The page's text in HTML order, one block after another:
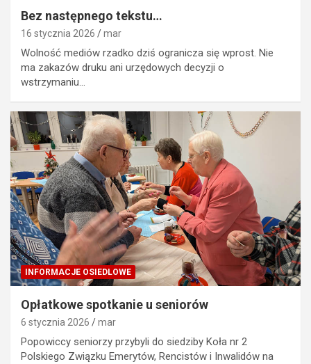
Bez następnego tekstu…
16 stycznia 2026 mar
Wolność mediów rzadko dziś ogranicza się wprost. Nie
ma zakazów druku ani urzędowych decyzji o
wstrzymaniu…
INFORMACJE OSIEDLOWE
Opłatkowe spotkanie u seniorów
6 stycznia 2026 mar
Popowiccy seniorzy przybyli do siedziby Koła nr 2
Polskiego Związku Emerytów, Rencistów i Inwalidów na